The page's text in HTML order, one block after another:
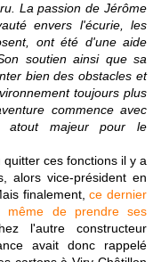
La passion de Jérôme
envers l'écurie, les
ont été d'une aide
soutien ainsi que sa
bien des obstacles et
toujours plus
commence avec
majeur pour le
ces fonctions il y a
alors vice-président en
finalement,ce dernier
même de prendre ses
l'autre constructeur
avait donc rappelé